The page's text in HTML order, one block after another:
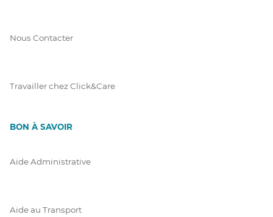
Nous Contacter
Travailler chez Click&Care
BON À SAVOIR
Aide Administrative
Aide au Transport